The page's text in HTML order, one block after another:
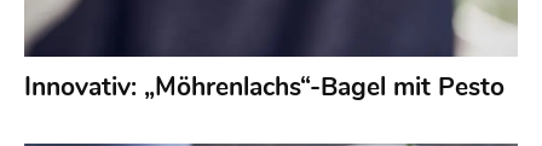
Innovativ: „Möhrenlachs“-Bagel mit Pesto